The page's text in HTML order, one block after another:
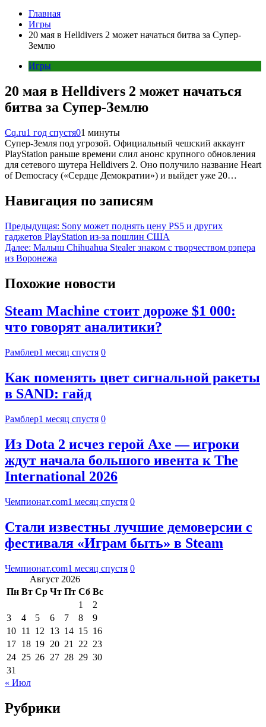
Главная
Игры
20 мая в Helldivers 2 может начаться битва за Супер-
Землю
Игры
20 мая в Helldivers 2 может начаться
битва за Супер-Землю
Cq.ru1 год спустя01 минуты
Супер-Земля под угрозой. Официальный чешский аккаунт
PlayStation раньше времени слил анонс крупного обновления
для сетевого шутера Helldivers 2. Оно получило название Heart
of Democracy («Сердце Демократии») и выйдет уже 20…
Навигация по записям
Предыдущая: Sony может поднять цену PS5 и других
гаджетов PlayStation из-за пошлин США
Далее: Малыш Chihuahua Stealer знаком с творчеством рэпера
из Воронежа
Похожие новости
Steam Machine стоит дороже $1 000:
что говорят аналитики?
Рамблер1 месяц спустя 0
Как поменять цвет сигнальной ракеты
в SAND: гайд
Рамблер1 месяц спустя 0
Из Dota 2 исчез герой Axe — игроки
ждут начала большого ивента к The
International 2026
Чемпионат.com1 месяц спустя 0
Стали известны лучшие демоверсии с
фестиваля «Играм быть» в Steam
Чемпионат.com1 месяц спустя 0
Август 2026
Пн Вт Ср Чт Пт Сб Вс
1
2
3
4 5 6 7 8
9
10 11 12 13 14 15 16
17 18 19 20 21 22 23
24 25 26 27 28 29 30
31
« Июл
Рубрики